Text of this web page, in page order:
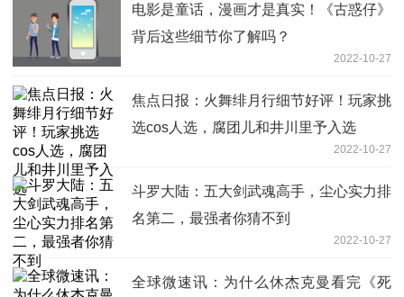
电影是童话，漫画才是真实！《古惑仔》
背后这些细节你了解吗？
2022-10-27
焦点日报：火舞绯月行细节好评！玩家挑
选cos人选，腐团儿和井川里予入选
2022-10-27
斗罗大陆：五大剑武魂高手，尘心实力排
名第二，最强者你猜不到
2022-10-27
全球微速讯：为什么休杰克曼看完《死